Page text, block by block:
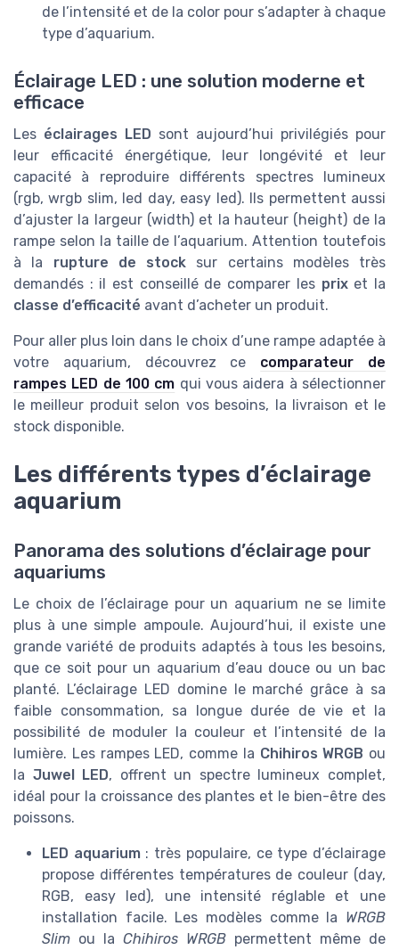
de l’intensité et de la color pour s’adapter à chaque
type d’aquarium.
Éclairage LED : une solution moderne et
efficace
Les éclairages LED sont aujourd’hui privilégiés pour
leur efficacité énergétique, leur longévité et leur
capacité à reproduire différents spectres lumineux
(rgb, wrgb slim, led day, easy led). Ils permettent aussi
d’ajuster la largeur (width) et la hauteur (height) de la
rampe selon la taille de l’aquarium. Attention toutefois
à la rupture de stock sur certains modèles très
demandés : il est conseillé de comparer les prixet la
classe d’efficacité avant d’acheter un produit.
Pour aller plus loin dans le choix d’une rampe adaptée à
votre aquarium, découvrez ce comparateur de
rampes LED de 100 cm qui vous aidera à sélectionner
le meilleur produit selon vos besoins, la livraison et le
stock disponible.
Les différents types d’éclairage
aquarium
Panorama des solutions d’éclairage pour
aquariums
Le choix de l’éclairage pour un aquarium ne se limite
plus à une simple ampoule. Aujourd’hui, il existe une
grande variété de produits adaptés à tous les besoins,
que ce soit pour un aquarium d’eau douce ou un bac
planté. L’éclairage LED domine le marché grâce à sa
faible consommation, sa longue durée de vie et la
possibilité de moduler la couleur et l’intensité de la
lumière. Les rampes LED, comme la Chihiros WRGB ou
la Juwel LED, offrent un spectre lumineux complet,
idéal pour la croissance des plantes et le bien-être des
poissons.
LED aquarium: très populaire, ce type d’éclairage
propose différentes températures de couleur (day,
RGB, easy led), une intensité réglable et une
installation facile. Les modèles comme la WRGB
Slim ou la Chihiros WRGB permettent même de